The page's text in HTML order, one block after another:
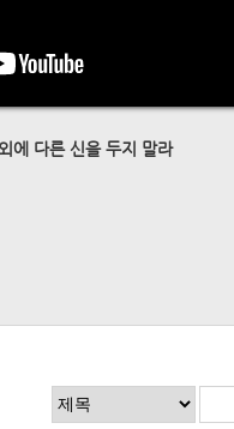
에 다른 신을 두지 말라